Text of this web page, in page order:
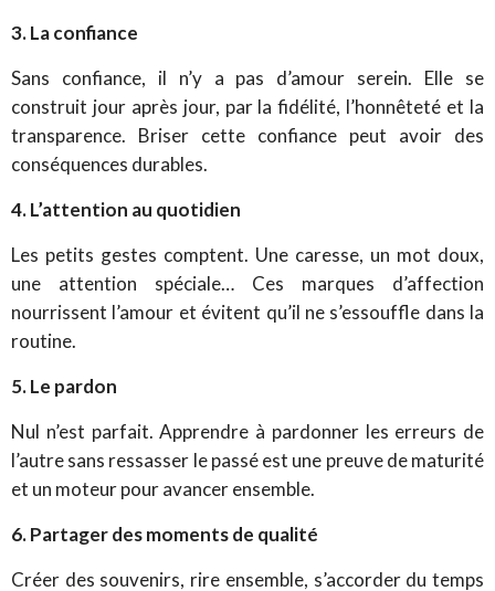
3. La confiance
Sans confiance, il n’y a pas d’amour serein. Elle se
construit jour après jour, par la fidélité, l’honnêteté et la
transparence. Briser cette confiance peut avoir des
conséquences durables.
4. L’attention au quotidien
Les petits gestes comptent. Une caresse, un mot doux,
une attention spéciale… Ces marques d’affection
nourrissent l’amour et évitent qu’il ne s’essouffle dans la
routine.
5. Le pardon
Nul n’est parfait. Apprendre à pardonner les erreurs de
l’autre sans ressasser le passé est une preuve de maturité
et un moteur pour avancer ensemble.
6. Partager des moments de qualité
Créer des souvenirs, rire ensemble, s’accorder du temps